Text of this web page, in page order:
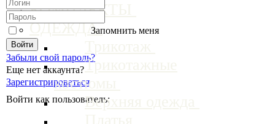
КОМПЛЕКТЫ
ОДЕЖДА
Трикотажные
костюмы
Верхняя одежда
Запомнить меня
Забыли свой пароль?
Еще нет аккаунта?
Зарегистрироваться
Войти как пользователь: